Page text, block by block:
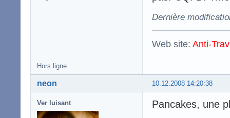
Dernière
Web site: Anti-
Hors ligne
10.12.2008 14:20:38
neon
Ver luisant
Pancakes, une